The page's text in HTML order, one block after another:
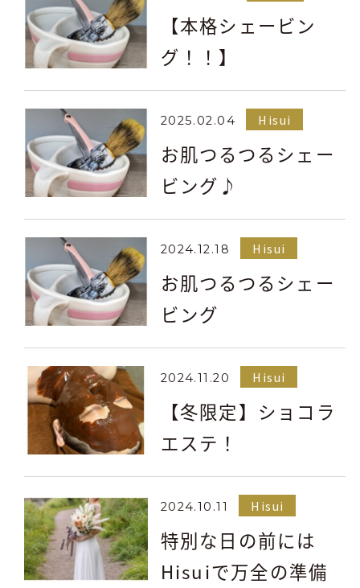
【本格シェービン
グ！！】
2025.02.04 Hisui
お肌つるつるシェー
ビング♪
2024.12.18 Hisui
お肌つるつるシェー
ビング
2024.11.20 Hisui
【冬限定】ショコラ
エステ！
2024.10.11 Hisui
特別な日の前には
Hisuiで万全の準備